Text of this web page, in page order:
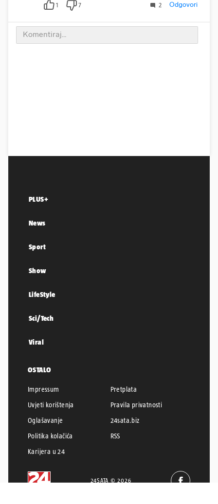
1 7 2 Odgovori
PLUS+
News
Sport
Show
LifeStyle
Sci/Tech
Viral
OSTALO
Impressum
Pretplata
Uvjeti korištenja
Pravila privatnosti
Oglašavanje
24sata.biz
Politika kolačića
RSS
Karijera u 24
24SATA © 2026